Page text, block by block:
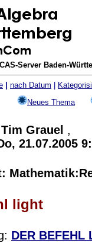
Server Baden-
nach Datum
Neues Thema
Tim Grauel ,
21.07.2005
light
DER BEFEHL